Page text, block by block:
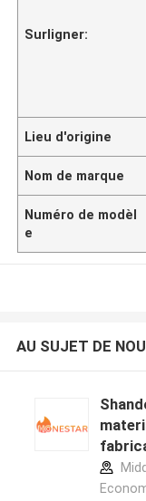
Surligner:
Lieu d'origine
Nom de marque
Numéro de modèl
e
AU SUJET DE